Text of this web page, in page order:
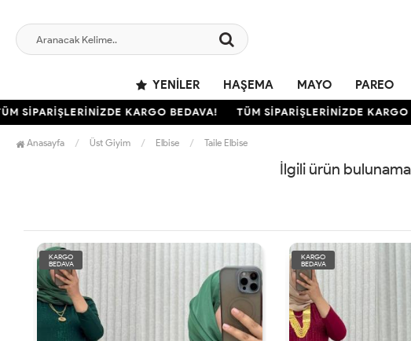
YENILER HAŞEMA MAYO PAREO
SİPARİŞLERİNİZDE KARGO BEDAVA! TÜM SİPARİŞLERİNİZDE KARGO
Anasayfa Üst Giyim Elbise Taile Elbise
İlgili ürün
KARGO
BEDAVA
KARGO
BEDAVA